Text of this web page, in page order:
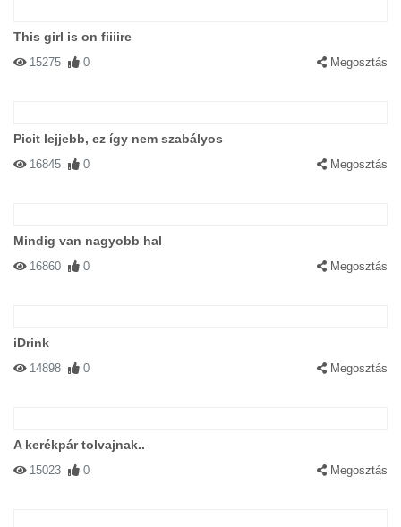
This girl is on fiiiire
15275 0 Megosztás
Picit lejjebb, ez így nem szabályos
16845 0 Megosztás
Mindig van nagyobb hal
16860 0 Megosztás
iDrink
14898 0 Megosztás
A kerékpár tolvajnak..
15023 0 Megosztás